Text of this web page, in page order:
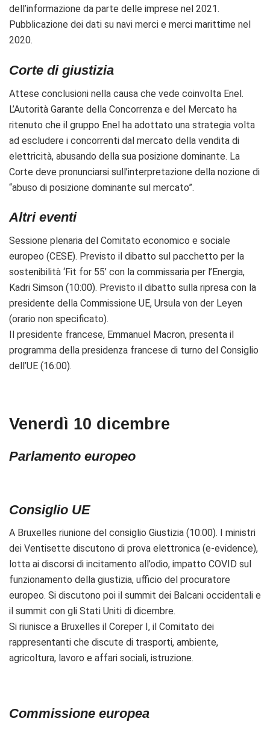
dell’informazione da parte delle imprese nel 2021.
Pubblicazione dei dati su navi merci e merci marittime nel
2020.
Corte di giustizia
Attese conclusioni nella causa che vede coinvolta Enel.
L’Autorità Garante della Concorrenza e del Mercato ha
ritenuto che il gruppo Enel ha adottato una strategia volta
ad escludere i concorrenti dal mercato della vendita di
elettricità, abusando della sua posizione dominante. La
Corte deve pronunciarsi sull’interpretazione della nozione di
“abuso di posizione dominante sul mercato”.
Altri eventi
Sessione plenaria del Comitato economico e sociale
europeo (CESE). Previsto il dibatto sul pacchetto per la
sostenibilità ‘Fit for 55’ con la commissaria per l’Energia,
Kadri Simson (10:00). Previsto il dibatto sulla ripresa con la
presidente della Commissione UE, Ursula von der Leyen
(orario non specificato).
Il presidente francese, Emmanuel Macron, presenta il
programma della presidenza francese di turno del Consiglio
dell’UE (16:00).
Venerdì 10 dicembre
Parlamento europeo
Consiglio UE
A Bruxelles riunione del consiglio Giustizia (10:00). I ministri
dei Ventisette discutono di prova elettronica (e-evidence),
lotta ai discorsi di incitamento all’odio, impatto COVID sul
funzionamento della giustizia, ufficio del procuratore
europeo. Si discutono poi il summit dei Balcani occidentali e
il summit con gli Stati Uniti di dicembre.
Si riunisce a Bruxelles il Coreper I, il Comitato dei
rappresentanti che discute di trasporti, ambiente,
agricoltura, lavoro e affari sociali, istruzione.
Commissione europea